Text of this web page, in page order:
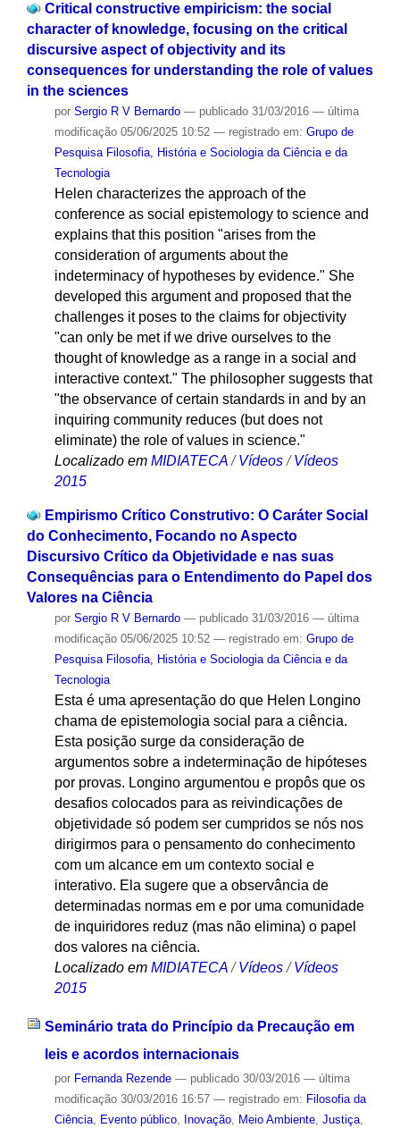
Critical constructive empiricism: the social
character of knowledge, focusing on the critical
discursive aspect of objectivity and its
consequences for understanding the role of values
in the sciences
por Sergio R V Bernardo — publicado31/03/2016 — última
modificação05/06/2025 10:52 — registrado em: Grupo de
Pesquisa Filosofia, História e Sociologia da Ciência e da
Tecnologia
Helen characterizes the approach of the
conference as social epistemology to science and
explains that this position "arises from the
consideration of arguments about the
indeterminacy of hypotheses by evidence." She
developed this argument and proposed that the
challenges it poses to the claims for objectivity
"can only be met if we drive ourselves to the
thought of knowledge as a range in a social and
interactive context." The philosopher suggests that
"the observance of certain standards in and by an
inquiring community reduces (but does not
eliminate) the role of values ​​in science."
Localizado em MIDIATECA /Vídeos /Vídeos
2015
Empirismo Crítico Construtivo: O Caráter Social
do Conhecimento, Focando no Aspecto
Discursivo Crítico da Objetividade e nas suas
Consequências para o Entendimento do Papel dos
Valores na Ciência
por Sergio R V Bernardo — publicado31/03/2016 — última
modificação05/06/2025 10:52 — registrado em: Grupo de
Pesquisa Filosofia, História e Sociologia da Ciência e da
Tecnologia
Esta é uma apresentação do que Helen Longino
chama de epistemologia social para a ciência.
Esta posição surge da consideração de
argumentos sobre a indeterminação de hipóteses
por provas. Longino argumentou e propôs que os
desafios colocados para as reivindicações de
objetividade só podem ser cumpridos se nós nos
dirigirmos para o pensamento do conhecimento
com um alcance em um contexto social e
interativo. Ela sugere que a observância de
determinadas normas em e por uma comunidade
de inquiridores reduz (mas não elimina) o papel
dos valores na ciência.
Localizado em MIDIATECA / Vídeos / Vídeos
2015
Seminário trata do Princípio da Precaução em
leis e acordos internacionais
por Fernanda Rezende — publicado30/03/2016 — última
modificação30/03/2016 16:57 — registrado em: Filosofia da
Ciência, Evento público, Inovação, Meio Ambiente, Justiça,